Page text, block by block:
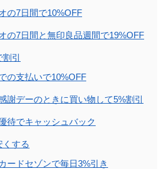
の7日間で10%OFF
の7日間と無印良品週間で19%OFF
引
の支払いで10%OFF
謝デーのときに買い物して5%割引
待でキャッシュバック
する
ードセゾンで毎日3%引き